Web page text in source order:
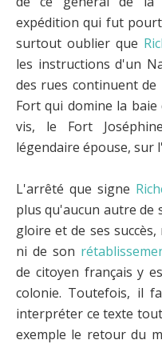
expédition qui fut
surtout oublier que
les instructions d'un
des rues continuent
Fort qui domine la
vis, le Fort
légendaire épouse, sur
L'arrêté que signe
plus qu'aucun autre de
gloire et de ses
ni de son
de citoyen français y
colonie. Toutefois, il
interpréter ce texte
exemple le retour du